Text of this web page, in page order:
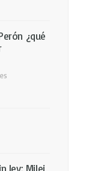
¿qué
ley: Milei